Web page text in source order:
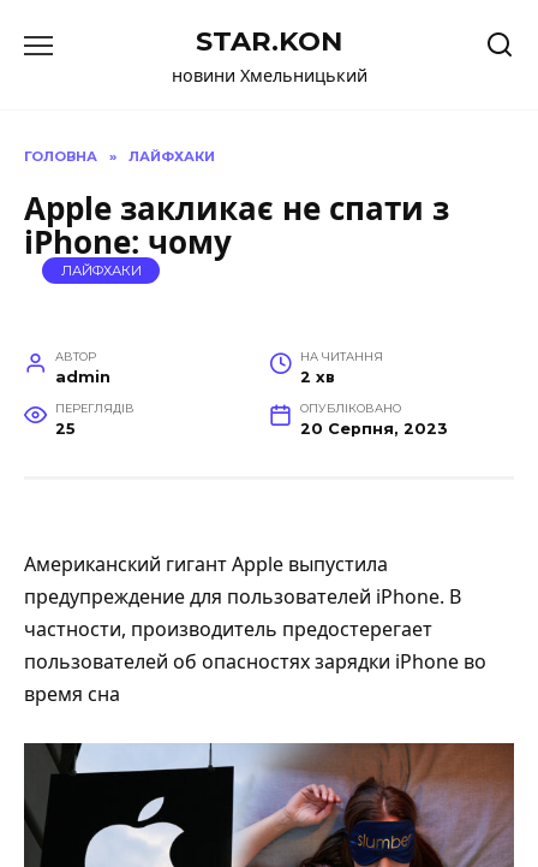
до
STAR.KON
новини Хмельницький
ГОЛОВНА » ЛАЙФХАКИ
Apple закликає не спати з
iPhone: чому
ЛАЙФХАКИ
АВТОР
admin
НА ЧИТАННЯ
2 хв
ПЕРЕГЛЯДІВ
25
ОПУБЛІКОВАНО
20 Серпня, 2023
Американский гигант Apple выпустила
предупреждение для пользователей iPhone. В
частности, производитель предостерегает
пользователей об опасностях зарядки iPhone во
время сна